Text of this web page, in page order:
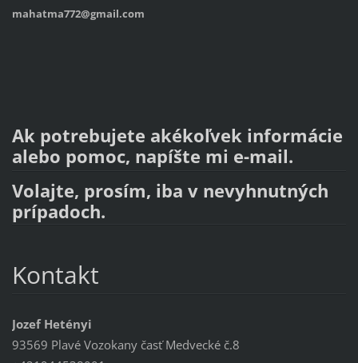
mahatma772@gmail.com
Ak potrebujete akékoľvek informácie
alebo pomoc, napíšte mi e-mail.
Volajte, prosím, iba v nevyhnutných
prípadoch.
Kontakt
Jozef Hetényi
93569 Plavé Vozokany časť Medvecké č.8